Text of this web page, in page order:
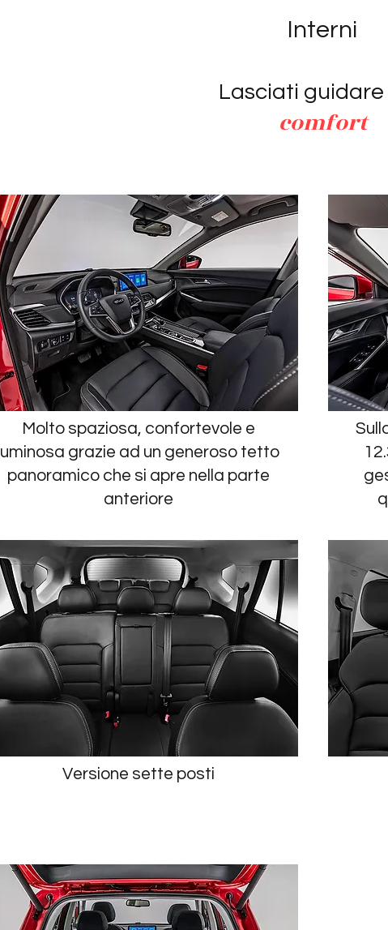
Interni
Lasciati guidare
comfort
Molto spaziosa, confortevole e
luminosa grazie ad un generoso tetto
panoramico che si apre nella parte
anteriore
Versione sette posti